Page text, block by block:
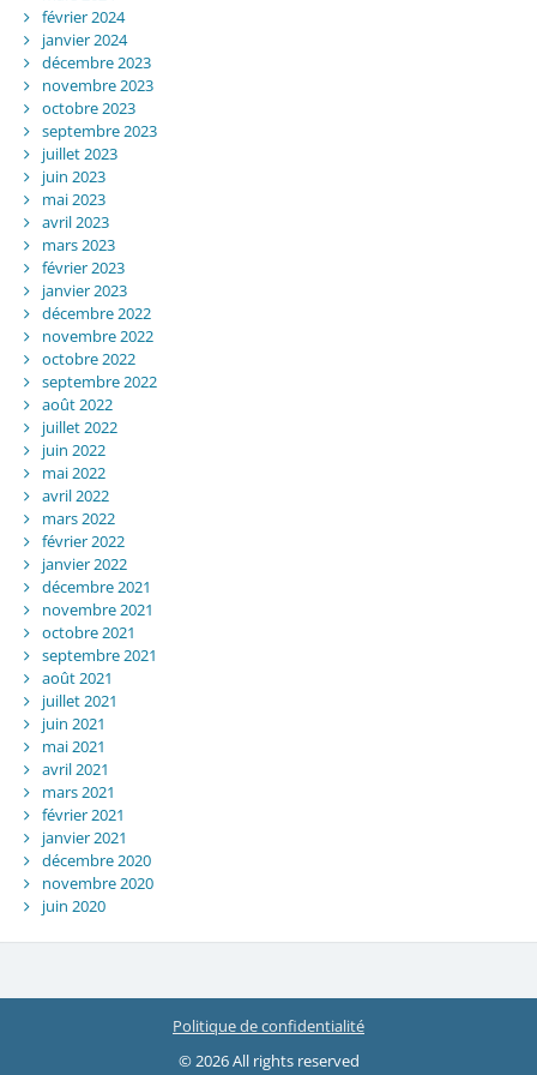
février 2024
janvier 2024
décembre 2023
novembre 2023
octobre 2023
septembre 2023
juillet 2023
juin 2023
mai 2023
avril 2023
mars 2023
février 2023
janvier 2023
décembre 2022
novembre 2022
octobre 2022
septembre 2022
août 2022
juillet 2022
juin 2022
mai 2022
avril 2022
mars 2022
février 2022
janvier 2022
décembre 2021
novembre 2021
octobre 2021
septembre 2021
août 2021
juillet 2021
juin 2021
mai 2021
avril 2021
mars 2021
février 2021
janvier 2021
décembre 2020
novembre 2020
juin 2020
Politique de confidentialité
© 2026 All rights reserved